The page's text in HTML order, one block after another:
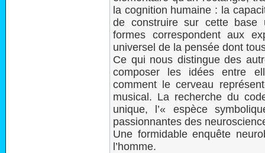
la cognition humaine : la
de construire sur cette base
formes correspondent aux
universel de la pensée dont
Ce qui nous distingue des
composer les idées entre
comment le cerveau
musical. La recherche du
unique, l’« espèce
passionnantes des
Une formidable enquête
l’homme.